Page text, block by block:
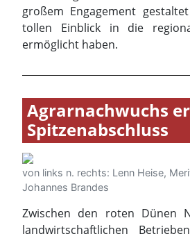
Agrarnachwuchs
Spitzenabschluss
von links n. rechts: Lenn Heise,
Zwischen den roten Dünen
landwirtschaftlichen
Landvolks Braunschweiger
Kilometer – und doch gehören
Landwirtin und einen Landwirt
anspruchsvollen Jahr haben